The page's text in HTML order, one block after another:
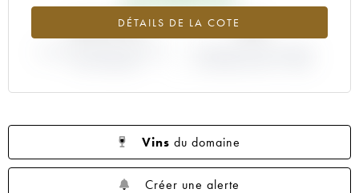
DÉTAILS DE LA COTE
+53.91%
Vins du domaine
Créer une alerte